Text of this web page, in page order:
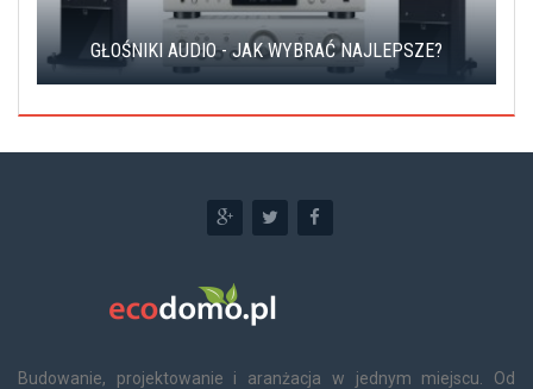
GŁOŚNIKI AUDIO - JAK WYBRAĆ NAJLEPSZE?
Budowanie, projektowanie i aranżacja w jednym miejscu. Od